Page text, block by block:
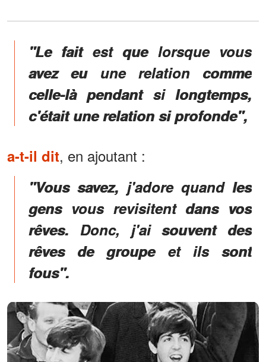
"Le fait est que lorsque vous
avez eu une relation comme
celle-là pendant si longtemps,
c'était une relation si profonde",
a-t-il dit, en ajoutant :
"Vous savez, j'adore quand les
gens vous revisitent dans vos
rêves. Donc, j'ai souvent des
rêves de groupe et ils sont
fous".